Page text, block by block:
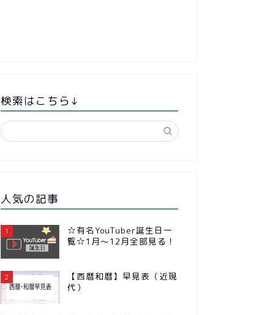
検索はこちら↓
人気の記事
1
☆有名YouTuber誕生日一
覧☆1月～12月全部見る！
2
【西暦和暦】早見表（近現
代）